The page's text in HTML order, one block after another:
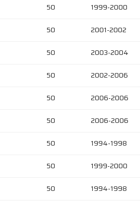
50 1999-2000
50 2001-2002
50 2003-2004
50 2002-2006
50 2006-2006
50 2006-2006
50 1994-1998
50 1999-2000
50 1994-1998